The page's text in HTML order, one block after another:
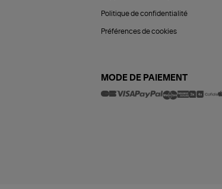
Politique de confidentialité
Préférences de cookies
MODE DE PAIEMENT